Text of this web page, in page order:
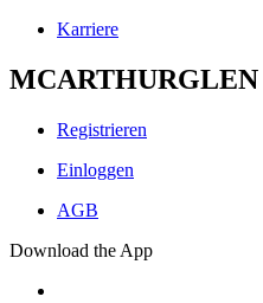
Karriere
Registrieren
Einloggen
AGB
Download the App